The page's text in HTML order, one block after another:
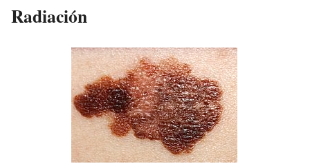
Radiación